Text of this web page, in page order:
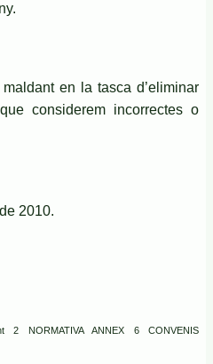
en la tasca d’eliminar
considerem incorrectes o
2010.
2 NORMATIVA ANNEX 6 CONVENIS